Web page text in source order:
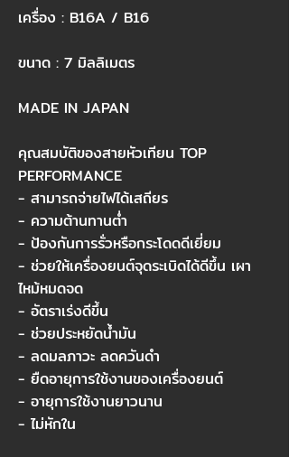
เครื่อง : B16A / B16
ขนาด : 7 มิลลิเมตร
MADE IN JAPAN
คุณสมบัติของสายหัวเทียน TOP
PERFORMANCE
- สามารถจ่ายไฟได้เสถียร
- ความต้านทานต่ำ
- ป้องกันการรั่วหรือกระโดดดีเยี่ยม
- ช่วยให้เครื่องยนต์จุดระเบิดได้ดีขึ้น เผา
ไหม้หมดจด
- อัตราเร่งดีขึ้น
- ช่วยประหยัดน้ำมัน
- ลดมลภาวะ ลดควันดำ
- ยืดอายุการใช้งานของเครื่องยนต์
- อายุการใช้งานยาวนาน
- ไม่หักใน